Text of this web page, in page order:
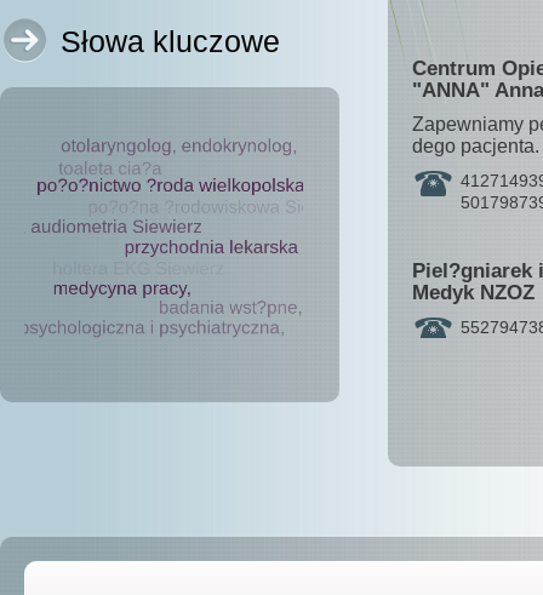
Słowa kluczowe
Centrum
"ANNA"
Zapewniamy
dego
Piel?gniarek
Medyk NZOZ